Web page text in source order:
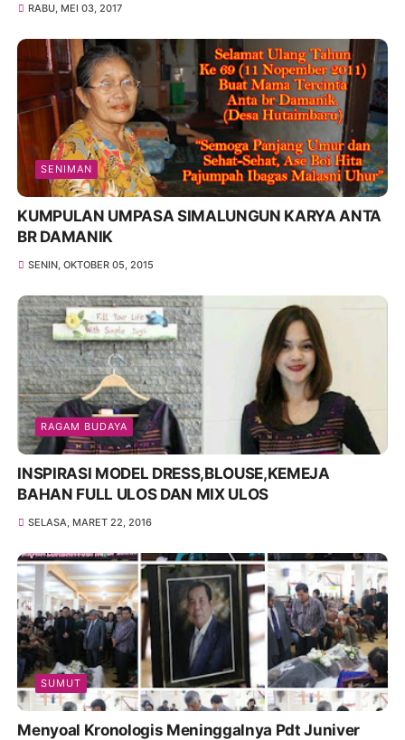
RABU, MEI 03, 2017
SENIMAN
KUMPULAN UMPASA SIMALUNGUN KARYA ANTA
BR DAMANIK
SENIN, OKTOBER 05, 2015
RAGAM BUDAYA
INSPIRASI MODEL DRESS,BLOUSE,KEMEJA
BAHAN FULL ULOS DAN MIX ULOS
SELASA, MARET 22, 2016
SUMUT
Menyoal Kronologis Meninggalnya Pdt Juniver